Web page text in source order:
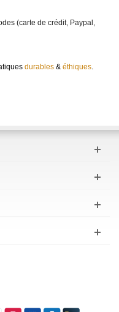
(carte de crédit, Paypal,
durables & éthiques